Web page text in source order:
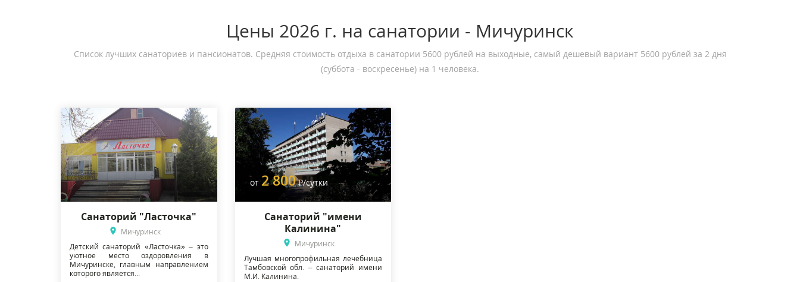
Цены 2026 г. на санатории - Мичуринск
Список лучших санаториев и пансионатов. Средняя стоимость отдыха в санатории 5600 рублей на выходные, самый дешевый вариант 5600 рублей за 2 дня
(суббота - воскресенье) на 1 человека.
Санаторий "Ласточка"
Мичуринск
Детский санаторий «Ласточка» – это
уютное место оздоровления в
Мичуринске, главным направлением
которого является...
от2 800 Р/сутки
Санаторий "имени
Калинина"
Мичуринск
Лучшая многопрофильная лечебница
Тамбовской обл. – санаторий имени
М.И. Калинина.